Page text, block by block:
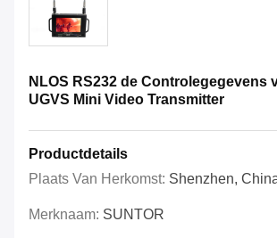
NLOS RS232 de Controlegegevens
UGVS Mini Video Transmitter
Productdetails
Plaats Van Herkomst: Shenzhen,
Merknaam: SUNTOR